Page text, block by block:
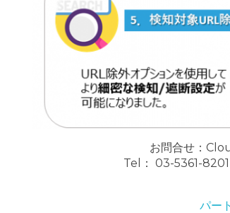
お問合せ：
Tel： 03-5361-
パー